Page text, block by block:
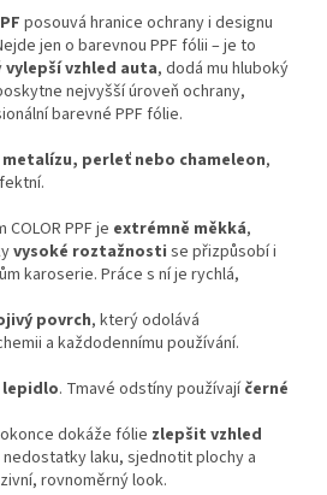
posouvá hranice ochrany i designu
jen o barevnou PPF fólii – je to
vylepší vzhled auta, dodá mu hluboký
nejvyšší úroveň ochrany,
barevné PPF fólie.
perleť nebo chameleon,
PPF je extrémně měkká,
vysoké roztažnosti se přizpůsobí i
karoserie. Práce s ní je rychlá,
povrch, který odolává
a každodennímu používání.
. Tmavé odstíny používajíčerné
dokáže fólie zlepšit vzhled
laku, sjednotit plochy a
rovnoměrný look.